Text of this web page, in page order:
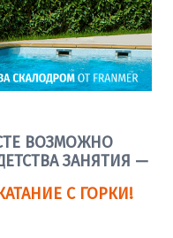
ВОЗМОЖНО
ЗАНЯТИЯ —
С ГОРКИ!